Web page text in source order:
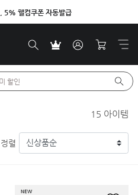
5% 웰컴쿠폰 자동발급
나보세요.
할인
15 아이템
정렬
NEW